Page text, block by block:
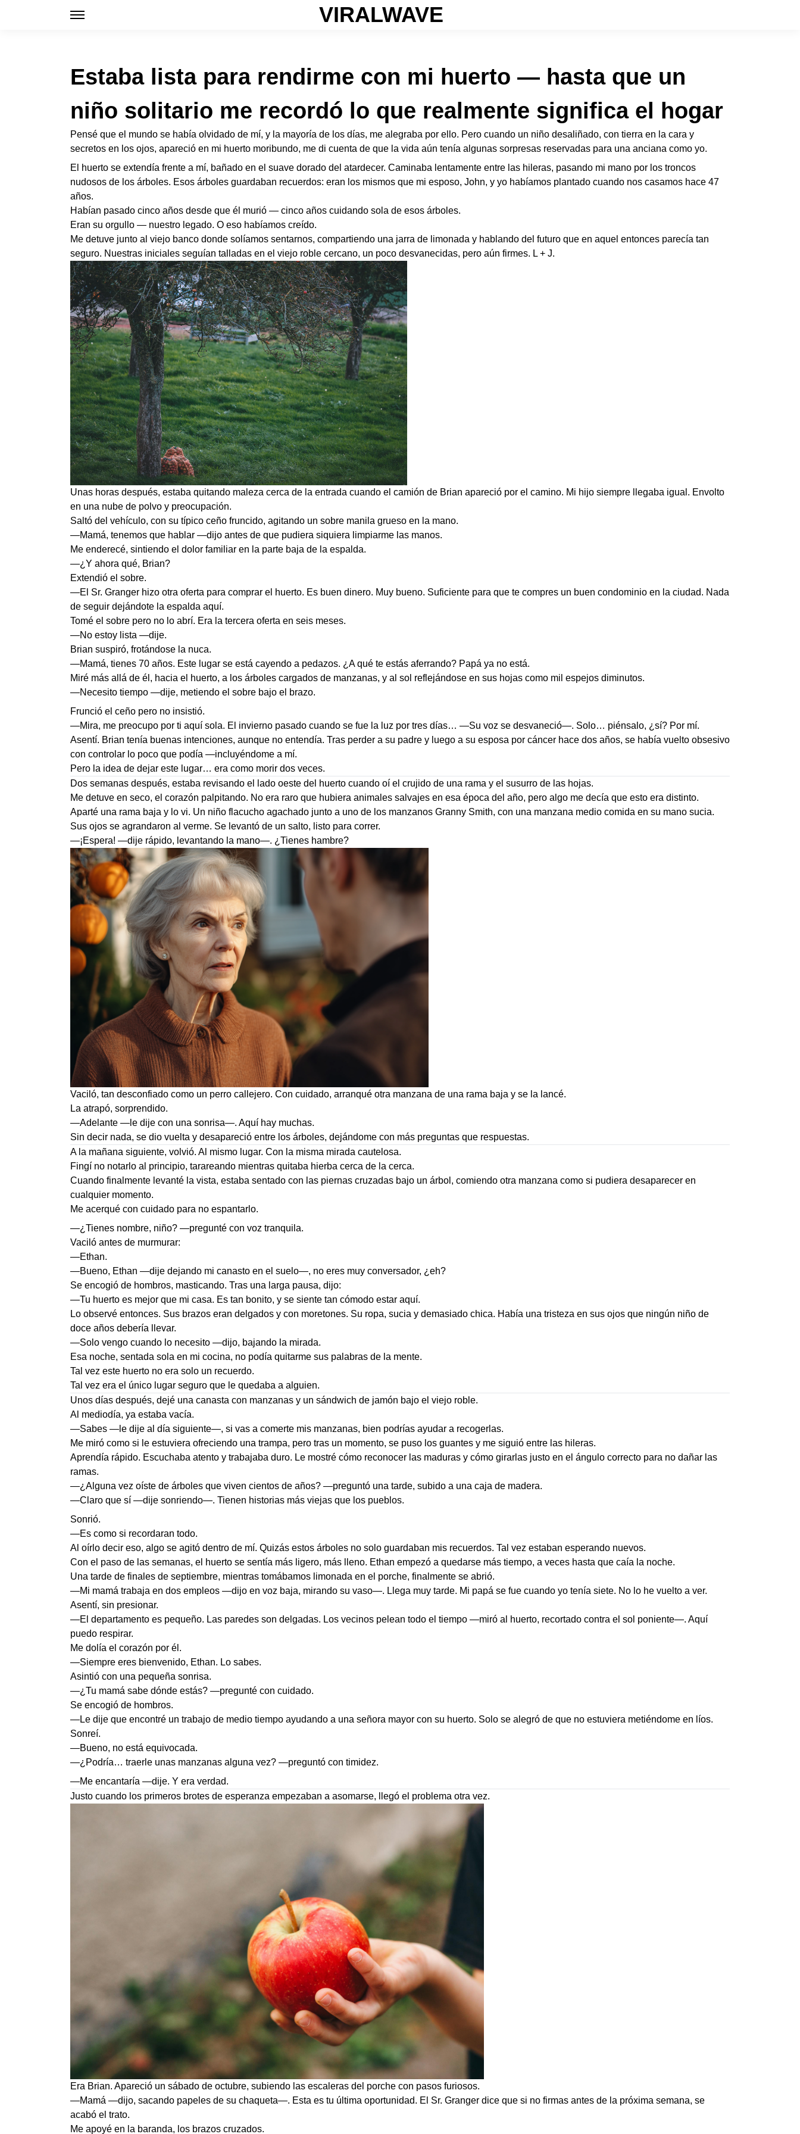
VIRALWAVE
Estaba lista para rendirme con mi huerto — hasta que un
niño solitario me recordó lo que realmente significa el hogar
Pensé que el mundo se había olvidado de mí, y la mayoría de los días, me alegraba por ello. Pero cuando un niño desaliñado, con tierra en la cara y
secretos en los ojos, apareció en mi huerto moribundo, me di cuenta de que la vida aún tenía algunas sorpresas reservadas para una anciana como yo.
El huerto se extendía frente a mí, bañado en el suave dorado del atardecer. Caminaba lentamente entre las hileras, pasando mi mano por los troncos
nudosos de los árboles. Esos árboles guardaban recuerdos: eran los mismos que mi esposo, John, y yo habíamos plantado cuando nos casamos hace 47
años.
Habían pasado cinco años desde que él murió — cinco años cuidando sola de esos árboles.
Eran su orgullo — nuestro legado. O eso habíamos creído.
Me detuve junto al viejo banco donde solíamos sentarnos, compartiendo una jarra de limonada y hablando del futuro que en aquel entonces parecía tan
seguro. Nuestras iniciales seguían talladas en el viejo roble cercano, un poco desvanecidas, pero aún firmes. L + J.
Unas horas después, estaba quitando maleza cerca de la entrada cuando el camión de Brian apareció por el camino. Mi hijo siempre llegaba igual. Envolto
en una nube de polvo y preocupación.
Saltó del vehículo, con su típico ceño fruncido, agitando un sobre manila grueso en la mano.
—Mamá, tenemos que hablar —dijo antes de que pudiera siquiera limpiarme las manos.
Me enderecé, sintiendo el dolor familiar en la parte baja de la espalda.
—¿Y ahora qué, Brian?
Extendió el sobre.
—El Sr. Granger hizo otra oferta para comprar el huerto. Es buen dinero. Muy bueno. Suficiente para que te compres un buen condominio en la ciudad. Nada
de seguir dejándote la espalda aquí.
Tomé el sobre pero no lo abrí. Era la tercera oferta en seis meses.
—No estoy lista —dije.
Brian suspiró, frotándose la nuca.
—Mamá, tienes 70 años. Este lugar se está cayendo a pedazos. ¿A qué te estás aferrando? Papá ya no está.
Miré más allá de él, hacia el huerto, a los árboles cargados de manzanas, y al sol reflejándose en sus hojas como mil espejos diminutos.
—Necesito tiempo —dije, metiendo el sobre bajo el brazo.
Frunció el ceño pero no insistió.
—Mira, me preocupo por ti aquí sola. El invierno pasado cuando se fue la luz por tres días… —Su voz se desvaneció—. Solo… piénsalo, ¿sí? Por mí.
Asentí. Brian tenía buenas intenciones, aunque no entendía. Tras perder a su padre y luego a su esposa por cáncer hace dos años, se había vuelto obsesivo
con controlar lo poco que podía —incluyéndome a mí.
Pero la idea de dejar este lugar… era como morir dos veces.
Dos semanas después, estaba revisando el lado oeste del huerto cuando oí el crujido de una rama y el susurro de las hojas.
Me detuve en seco, el corazón palpitando. No era raro que hubiera animales salvajes en esa época del año, pero algo me decía que esto era distinto.
Aparté una rama baja y lo vi. Un niño flacucho agachado junto a uno de los manzanos Granny Smith, con una manzana medio comida en su mano sucia.
Sus ojos se agrandaron al verme. Se levantó de un salto, listo para correr.
—¡Espera! —dije rápido, levantando la mano—. ¿Tienes hambre?
Vaciló, tan desconfiado como un perro callejero. Con cuidado, arranqué otra manzana de una rama baja y se la lancé.
La atrapó, sorprendido.
—Adelante —le dije con una sonrisa—. Aquí hay muchas.
Sin decir nada, se dio vuelta y desapareció entre los árboles, dejándome con más preguntas que respuestas.
A la mañana siguiente, volvió. Al mismo lugar. Con la misma mirada cautelosa.
Fingí no notarlo al principio, tarareando mientras quitaba hierba cerca de la cerca.
Cuando finalmente levanté la vista, estaba sentado con las piernas cruzadas bajo un árbol, comiendo otra manzana como si pudiera desaparecer en
cualquier momento.
Me acerqué con cuidado para no espantarlo.
—¿Tienes nombre, niño? —pregunté con voz tranquila.
Vaciló antes de murmurar:
—Ethan.
—Bueno, Ethan —dije dejando mi canasto en el suelo—, no eres muy conversador, ¿eh?
Se encogió de hombros, masticando. Tras una larga pausa, dijo:
—Tu huerto es mejor que mi casa. Es tan bonito, y se siente tan cómodo estar aquí.
Lo observé entonces. Sus brazos eran delgados y con moretones. Su ropa, sucia y demasiado chica. Había una tristeza en sus ojos que ningún niño de
doce años debería llevar.
—Solo vengo cuando lo necesito —dijo, bajando la mirada.
Esa noche, sentada sola en mi cocina, no podía quitarme sus palabras de la mente.
Tal vez este huerto no era solo un recuerdo.
Tal vez era el único lugar seguro que le quedaba a alguien.
Unos días después, dejé una canasta con manzanas y un sándwich de jamón bajo el viejo roble.
Al mediodía, ya estaba vacía.
—Sabes —le dije al día siguiente—, si vas a comerte mis manzanas, bien podrías ayudar a recogerlas.
Me miró como si le estuviera ofreciendo una trampa, pero tras un momento, se puso los guantes y me siguió entre las hileras.
Aprendía rápido. Escuchaba atento y trabajaba duro. Le mostré cómo reconocer las maduras y cómo girarlas justo en el ángulo correcto para no dañar las
ramas.
—¿Alguna vez oíste de árboles que viven cientos de años? —preguntó una tarde, subido a una caja de madera.
—Claro que sí —dije sonriendo—. Tienen historias más viejas que los pueblos.
Sonrió.
—Es como si recordaran todo.
Al oírlo decir eso, algo se agitó dentro de mí. Quizás estos árboles no solo guardaban mis recuerdos. Tal vez estaban esperando nuevos.
Con el paso de las semanas, el huerto se sentía más ligero, más lleno. Ethan empezó a quedarse más tiempo, a veces hasta que caía la noche.
Una tarde de finales de septiembre, mientras tomábamos limonada en el porche, finalmente se abrió.
—Mi mamá trabaja en dos empleos —dijo en voz baja, mirando su vaso—. Llega muy tarde. Mi papá se fue cuando yo tenía siete. No lo he vuelto a ver.
Asentí, sin presionar.
—El departamento es pequeño. Las paredes son delgadas. Los vecinos pelean todo el tiempo —miró al huerto, recortado contra el sol poniente—. Aquí
puedo respirar.
Me dolía el corazón por él.
—Siempre eres bienvenido, Ethan. Lo sabes.
Asintió con una pequeña sonrisa.
—¿Tu mamá sabe dónde estás? —pregunté con cuidado.
Se encogió de hombros.
—Le dije que encontré un trabajo de medio tiempo ayudando a una señora mayor con su huerto. Solo se alegró de que no estuviera metiéndome en líos.
Sonreí.
—Bueno, no está equivocada.
—¿Podría… traerle unas manzanas alguna vez? —preguntó con timidez.
—Me encantaría —dije. Y era verdad.
Justo cuando los primeros brotes de esperanza empezaban a asomarse, llegó el problema otra vez.
Era Brian. Apareció un sábado de octubre, subiendo las escaleras del porche con pasos furiosos.
—Mamá —dijo, sacando papeles de su chaqueta—. Esta es tu última oportunidad. El Sr. Granger dice que si no firmas antes de la próxima semana, se
acabó el trato.
Me apoyé en la baranda, los brazos cruzados.